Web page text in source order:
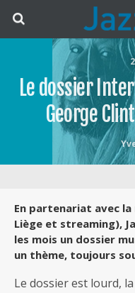
Le dossier
George
En partenariat avec la
Liège et streaming),
les mois un dossier
un thème, toujours
Le dossier est lourd,